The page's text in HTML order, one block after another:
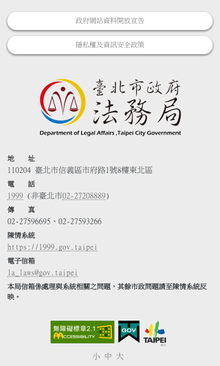
政府網站資料開放宣告
隱私權及資訊安全政策
地 址
110204 臺北市信義區市府路1號8樓東北區
電 話
1999 (非臺北市02-27208889)
傳 真
02-27596695、02-27593266
陳情系統
https://1999.gov.taipei
電子信箱
la_laws@gov.taipei
本局信箱係處理與系統相關之問題，其餘市政問題請至陳情系統反
映。
小 中 大